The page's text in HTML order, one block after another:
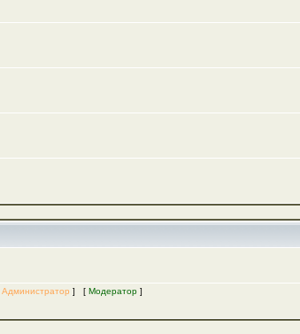
Администратор ] [ Модератор]